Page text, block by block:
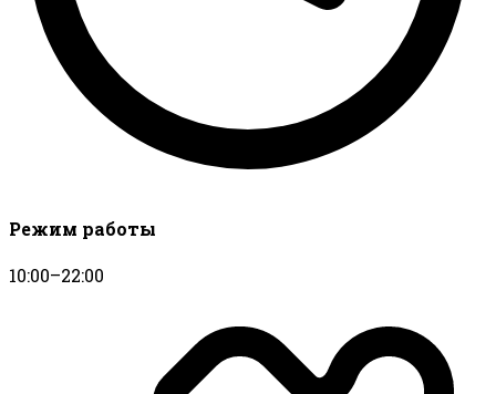
Режим работы
10:00–22:00